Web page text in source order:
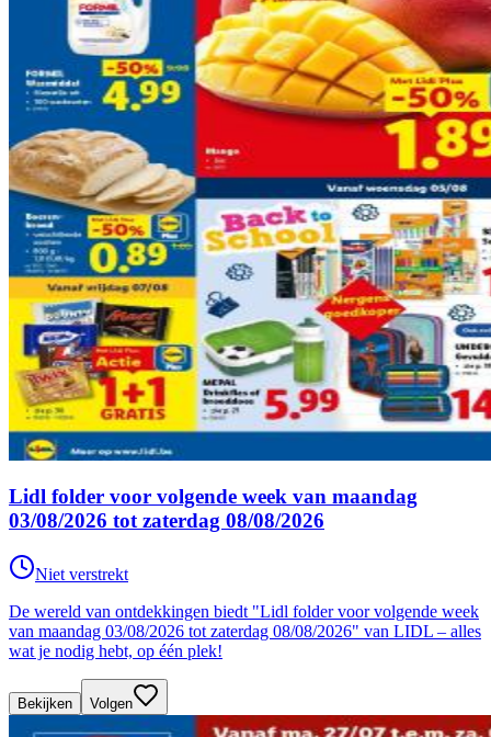
Lidl folder voor volgende week van maandag
03/08/2026 tot zaterdag 08/08/2026
Niet verstrekt
De wereld van ontdekkingen biedt "Lidl folder voor volgende week
van maandag 03/08/2026 tot zaterdag 08/08/2026" van LIDL – alles
wat je nodig hebt, op één plek!
Bekijken Volgen